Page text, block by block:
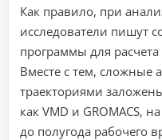
Как правило, при
исследователи пишут
программы для расчета
Вместе с тем, сложные
траекториями
как VMD и GROMACS,
до полугода рабочего